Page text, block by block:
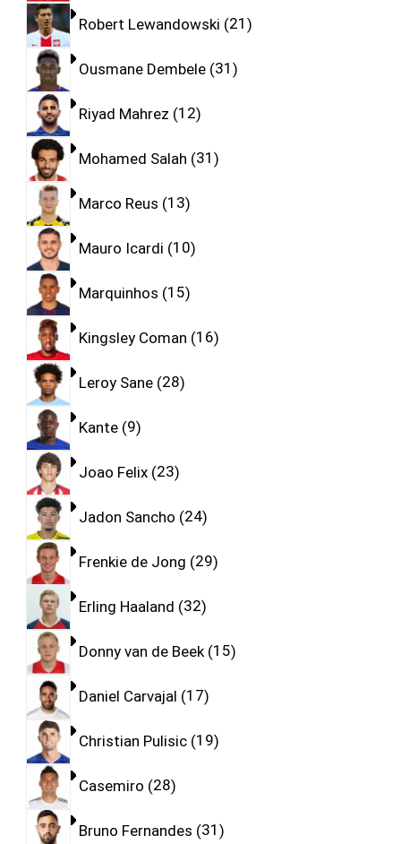
Robert Lewandowski 21
Ousmane Dembele 31
Riyad Mahrez 12
Mohamed Salah 31
Marco Reus 13
Mauro Icardi 10
Marquinhos 15
Kingsley Coman 16
Leroy Sane 28
Kante 9
Joao Felix 23
Jadon Sancho 24
Frenkie de Jong 29
Erling Haaland 32
Donny van de Beek 15
Daniel Carvajal 17
Christian Pulisic 19
Casemiro 28
Bruno Fernandes 31